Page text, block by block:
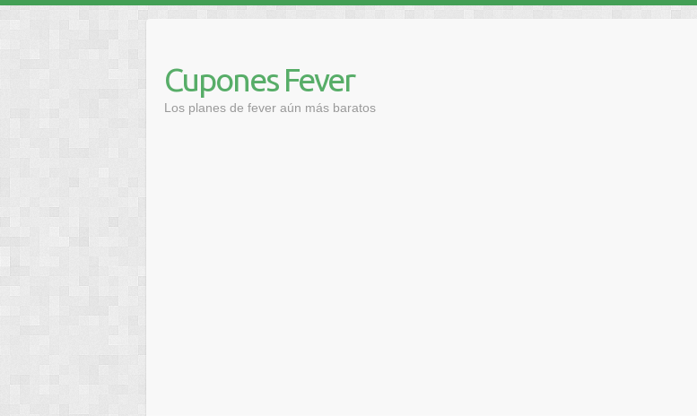
contenido
Cupones Fever
Los planes de fever aún más baratos